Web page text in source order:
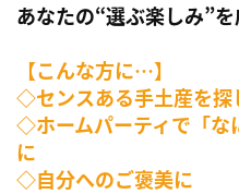
あなたの“選ぶ楽しみ”を
【こんな方に…】
◇センスある手土産を探
◇ホームパーティで「な
に
◇自分へのご褒美に